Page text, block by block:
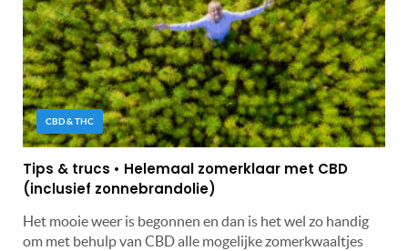
CBD & THC
Tips & trucs • Helemaal zomerklaar met CBD
(inclusief zonnebrandolie)
Het mooie weer is begonnen en dan is het wel zo handig
om met behulp van CBD alle mogelijke zomerkwaaltjes